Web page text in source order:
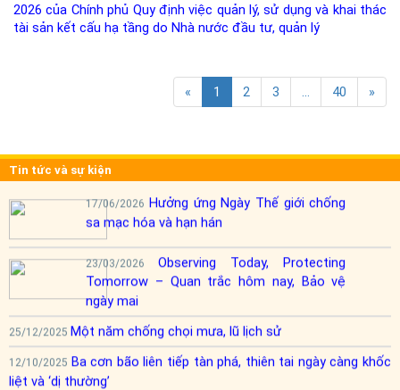
2026 của Chính phủ Quy định việc quản lý, sử dụng và khai thác
tài sản kết cấu hạ tầng do Nhà nước đầu tư, quản lý
« 1 2 3 ... 40 »
Tin tức và sự kiện
17/06/2026 Hưởng ứng Ngày Thế giới chống
sa mạc hóa và hạn hán
23/03/2026
Observing Today, Protecting
Tomorrow – Quan trắc hôm nay, Bảo vệ
ngày mai
25/12/2025 Một năm chống chọi mưa, lũ lịch sử
12/10/2025 Ba cơn bão liên tiếp tàn phá, thiên tai ngày càng khốc
liệt và ‘dị thường’